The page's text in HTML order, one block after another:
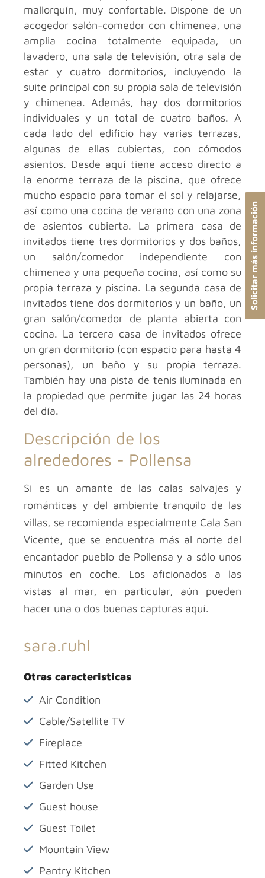
mallorquín, muy confortable. Dispone de un
acogedor salón-comedor con chimenea, una
amplia cocina totalmente equipada, un
lavadero, una sala de televisión, otra sala de
estar y cuatro dormitorios, incluyendo la
suite principal con su propia sala de televisión
y chimenea. Además, hay dos dormitorios
individuales y un total de cuatro baños. A
cada lado del edificio hay varias terrazas,
algunas de ellas cubiertas, con cómodos
asientos. Desde aquí tiene acceso directo a
la enorme terraza de la piscina, que ofrece
mucho espacio para tomar el sol y relajarse,
así como una cocina de verano con una zona
de asientos cubierta. La primera casa de
invitados tiene tres dormitorios y dos baños,
un salón/comedor independiente con
chimenea y una pequeña cocina, así como su
propia terraza y piscina. La segunda casa de
invitados tiene dos dormitorios y un baño, un
gran salón/comedor de planta abierta con
cocina. La tercera casa de invitados ofrece
un gran dormitorio (con espacio para hasta 4
personas), un baño y su propia terraza.
También hay una pista de tenis iluminada en
la propiedad que permite jugar las 24 horas
del día.
Descripción de los
alrededores - Pollensa
Si es un amante de las calas salvajes y
románticas y del ambiente tranquilo de las
villas, se recomienda especialmente Cala San
Vicente, que se encuentra más al norte del
encantador pueblo de Pollensa y a sólo unos
minutos en coche. Los aficionados a las
vistas al mar, en particular, aún pueden
hacer una o dos buenas capturas aquí.
sara.ruhl
Otras caracteristicas
Air Condition
Cable/Satellite TV
Fireplace
Fitted Kitchen
Garden Use
Guest house
Guest Toilet
Mountain View
Pantry Kitchen
Solicitar más información